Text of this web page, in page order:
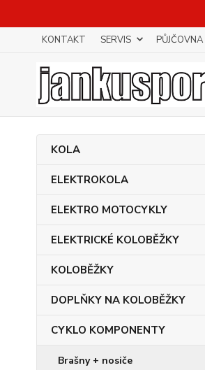
KONTAKT SERVIS PŮJČOVNA
KOLA
ELEKTROKOLA
ELEKTRO MOTOCYKLY
ELEKTRICKÉ KOLOBĚŽKY
KOLOBĚŽKY
DOPLŇKY NA KOLOBĚŽKY
CYKLO KOMPONENTY
Brašny + nosiče